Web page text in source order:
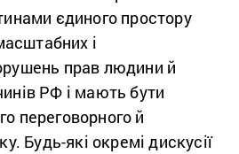
єдиного простору
і
прав людини й
РФ і мають бути
переговорного й
Будь-які окремі дискусії